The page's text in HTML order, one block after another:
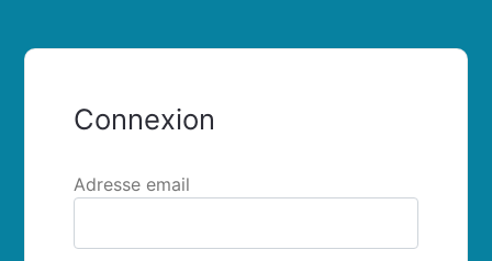
Connexion
Adresse email